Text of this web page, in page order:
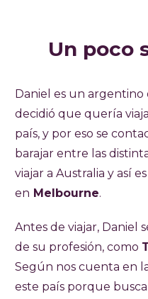
Un poco
Daniel es un argentino
decidió que quería
país, y por eso se
barajar entre las
viajar a Australia y así
en Melbourne.
Antes de viajar, Daniel
de su profesión, como
Según nos cuenta en
este país porque